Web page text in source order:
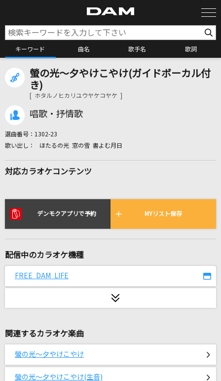
キーワード 曲名 歌手名 歌詞
カラオケ検索
カラオケ店舗検索
カラオケリクエスト
大森元貴
GReeeeN
[生音]ピースサイン
米津玄師
背景、夏に溺れる
螢の光～夕やけこやけ(ガイドボーカル付
き)
[ ホタルノヒカリユウヤケコヤケ ]
唱歌・抒情歌
選曲番号： 1302-23
ほたるの光 窓の雪 書よむ月日
対応カラオケコンテンツ
デンモクアプリで予約 MYリスト保存
配信中のカラオケ機種
FREE DAM LIFE
関連するカラオケ楽曲
螢の光～夕やけこやけ
螢の光～夕やけこやけ(生音)